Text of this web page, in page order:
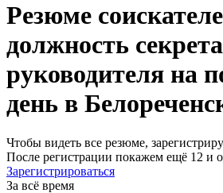
Резюме
должность
руководителя на
день в
Чтобы видеть все резюме,
После регистрации покажем ещё 12 и
Зарегистрироваться
За всё время